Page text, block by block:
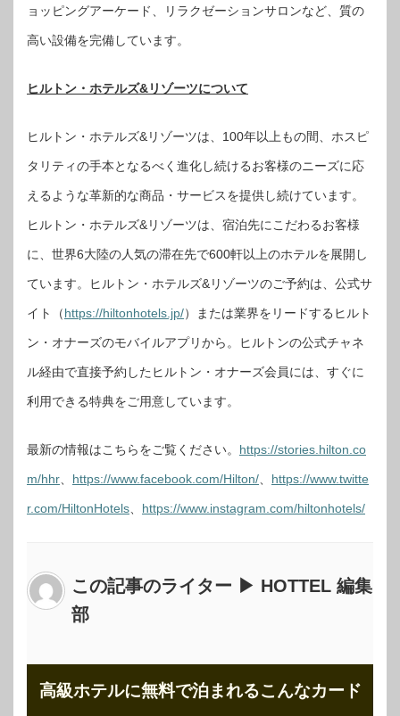
ョッピングアーケード、リラクゼーションサロンなど、質の
高い設備を完備しています。
ヒルトン・ホテルズ&リゾーツについて
ヒルトン・ホテルズ&リゾーツは、100年以上もの間、ホスピ
タリティの手本となるべく進化し続けるお客様のニーズに応
えるような革新的な商品・サービスを提供し続けています。
ヒルトン・ホテルズ&リゾーツは、宿泊先にこだわるお客様
に、世界6大陸の人気の滞在先で600軒以上のホテルを展開し
ています。ヒルトン・ホテルズ&リゾーツのご予約は、公式サ
イト（https://hiltonhotels.jp/）または業界をリードするヒルト
ン・オナーズのモバイルアプリから。ヒルトンの公式チャネ
ル経由で直接予約したヒルトン・オナーズ会員には、すぐに
利用できる特典をご用意しています。
最新の情報はこちらをご覧ください。 https://stories.hilton.co
m/hhr https://www.facebook.com/Hilton/ https://www.twitte
r.com/HiltonHotels https://www.instagram.com/hiltonhotels/
この記事のライター ▶ HOTTEL 編集
部
高級ホテルに無料で泊まれるこんなカード